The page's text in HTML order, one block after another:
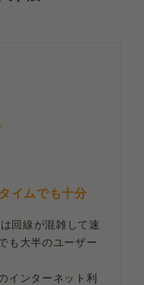
イムでも十分
回線が混雑して速
も大半のユーザー
インターネット利